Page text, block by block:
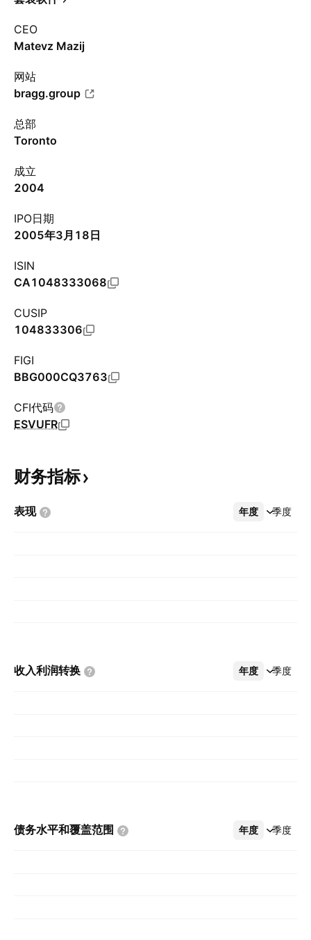
CEO
Matevz Mazij
网站
bragg.group
总部
Toronto
成立
2004
IPO日期
2005年3月18日
ISIN
CA1048333068
CUSIP
104833306
FIGI
BBG000CQ3763
CFI代码
ESVUFR
财务指标
表现 年度 季度
更多
收入利润转换 年度 季度
更多
债务水平和覆盖范围 年度 季度
更多